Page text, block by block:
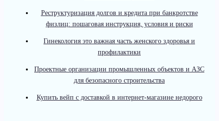
Реструктуризация долгов и кредита при банкротстве
физлиц: пошаговая инструкция, условия и риски
Гинекология это важная часть женского здоровья и
профилактики
Проектные организации промышленных объектов и АЗС
для безопасного строительства
Купить вейп с доставкой в интернет-магазине недорого